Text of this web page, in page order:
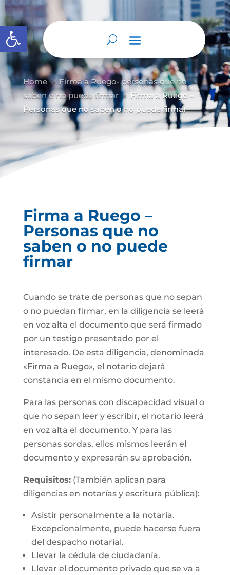
Abrir barra de herramientas
Home 9 Firma a Ruego- personas que no
saben o no puede firmar 9
Firma a Ruego –
Personas que no saben o no puede firmar
Firma a Ruego –
Personas que no
saben o no puede
firmar
Cuando se trate de personas que no sepan
o no puedan firmar, en la diligencia se leerá
en voz alta el documento que será firmado
por un testigo presentado por el
interesado. De esta diligencia, denominada
«Firma a Ruego», el notario dejará
constancia en el mismo documento.
Para las personas con discapacidad visual o
que no sepan leer y escribir, el notario leerá
en voz alta el documento. Y para las
personas sordas, ellos mismos leerán el
documento y expresarán su aprobación.
Requisitos:(También aplican para
diligencias en notarías y escritura pública):
Asistir personalmente a la notaría.
Excepcionalmente, puede hacerse fuera
del despacho notarial.
Llevar la cédula de ciudadanía.
Llevar el documento privado que se va a